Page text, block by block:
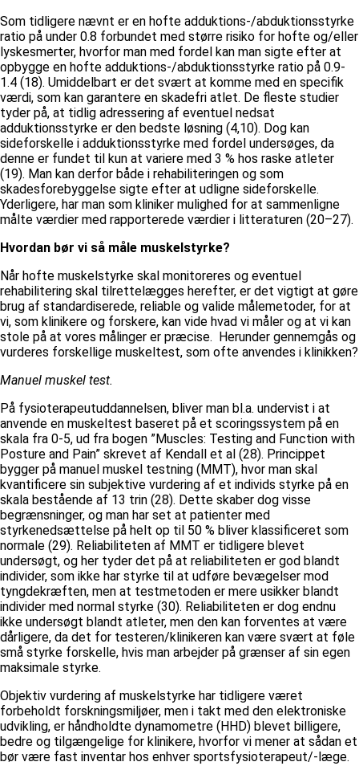
Som tidligere nævnt er en hofte adduktions-/abduktionsstyrke
ratio på under 0.8 forbundet med større risiko for hofte og/eller
lyskesmerter, hvorfor man med fordel kan man sigte efter at
opbygge en hofte adduktions-/abduktionsstyrke ratio på 0.9-
1.4 (18). Umiddelbart er det svært at komme med en specifik
værdi, som kan garantere en skadefri atlet. De fleste studier
tyder på, at tidlig adressering af eventuel nedsat
adduktionsstyrke er den bedste løsning (4,10). Dog kan
sideforskelle i adduktionsstyrke med fordel undersøges, da
denne er fundet til kun at variere med 3 % hos raske atleter
(19). Man kan derfor både i rehabiliteringen og som
skadesforebyggelse sigte efter at udligne sideforskelle.
Yderligere, har man som kliniker mulighed for at sammenligne
målte værdier med rapporterede værdier i litteraturen (20–27).
Hvordan bør vi så måle muskelstyrke?
Når hofte muskelstyrke skal monitoreres og eventuel
rehabilitering skal tilrettelægges herefter, er det vigtigt at gøre
brug af standardiserede, reliable og valide målemetoder, for at
vi, som klinikere og forskere, kan vide hvad vi måler og at vi kan
stole på at vores målinger er præcise. Herunder gennemgås og
vurderes forskellige muskeltest, som ofte anvendes i klinikken?
Manuel muskel test.
På fysioterapeutuddannelsen, bliver man bl.a. undervist i at
anvende en muskeltest baseret på et scoringssystem på en
skala fra 0-5, ud fra bogen ”Muscles: Testing and Function with
Posture and Pain” skrevet af Kendall et al (28). Princippet
bygger på manuel muskel testning (MMT), hvor man skal
kvantificere sin subjektive vurdering af et individs styrke på en
skala bestående af 13 trin (28). Dette skaber dog visse
begrænsninger, og man har set at patienter med
styrkenedsættelse på helt op til 50 % bliver klassificeret som
normale (29). Reliabiliteten af MMT er tidligere blevet
undersøgt, og her tyder det på at reliabiliteten er god blandt
individer, som ikke har styrke til at udføre bevægelser mod
tyngdekræften, men at testmetoden er mere usikker blandt
individer med normal styrke (30). Reliabiliteten er dog endnu
ikke undersøgt blandt atleter, men den kan forventes at være
dårligere, da det for testeren/klinikeren kan være svært at føle
små styrke forskelle, hvis man arbejder på grænser af sin egen
maksimale styrke.
Objektiv vurdering af muskelstyrke har tidligere været
forbeholdt forskningsmiljøer, men i takt med den elektroniske
udvikling, er håndholdte dynamometre (HHD) blevet billigere,
bedre og tilgængelige for klinikere, hvorfor vi mener at sådan et
bør være fast inventar hos enhver sportsfysioterapeut/-læge.